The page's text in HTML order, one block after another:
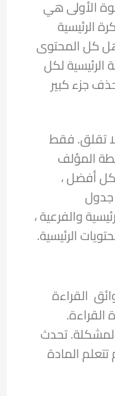
الأولى هي
الرئيسية
كل المحتوى
الرئيسية لكل
جزء كبير
تقلق. فقط
المؤلف
أفضل ،
جدول
والفرعية ،
الرئيسية.
القراءة
القراءة.
تحدث
المادة